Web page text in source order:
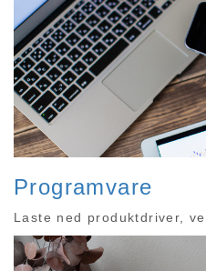
Programvare
Laste ned produktdriver,